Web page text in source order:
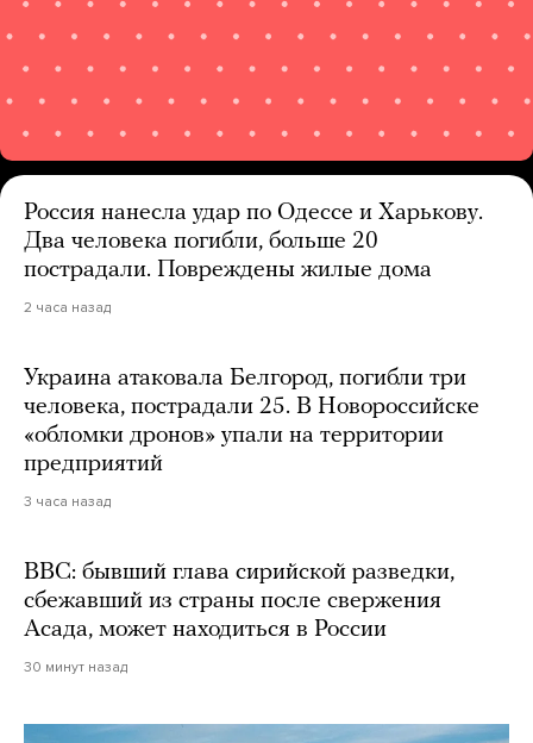
Россия нанесла удар по Одессе и Харькову.
Два человека погибли, больше 20
пострадали. Повреждены жилые дома
2 часа назад
Украина атаковала Белгород, погибли три
человека, пострадали 25. В Новороссийске
«обломки дронов» упали на территории
предприятий
3 часа назад
BBC: бывший глава сирийской разведки,
сбежавший из страны после свержения
Асада, может находиться в России
30 минут назад